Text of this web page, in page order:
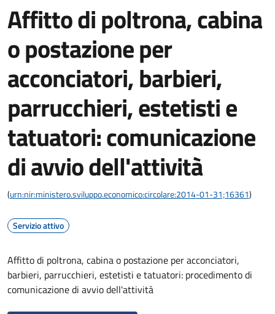
Affitto di poltrona, cabina
o postazione per
acconciatori, barbieri,
parrucchieri, estetisti e
tatuatori: comunicazione
di avvio dell'attività
(urn:nir:ministero.sviluppo.economico:circolare:2014-01-31;16361)
Servizio attivo
Affitto di poltrona, cabina o postazione per acconciatori,
barbieri, parrucchieri, estetisti e tatuatori: procedimento di
comunicazione di avvio dell'attività